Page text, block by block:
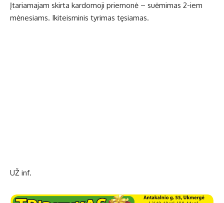
Įtariamajam skirta kardomoji priemonė – suėmimas 2-iem
mėnesiams. Ikiteisminis tyrimas tęsiamas.
UŽ inf.